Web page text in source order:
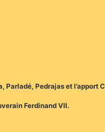
Pedrajas et l’apport
Ferdinand VII.